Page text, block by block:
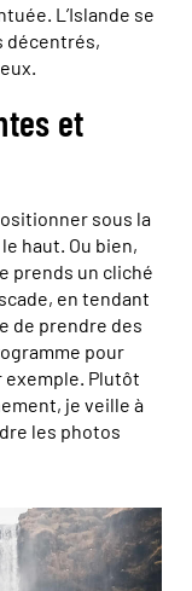
L’Islande se
décentrés,
et
sous la
haut. Ou bien,
prends un cliché
en tendant
de prendre des
pour
Plutôt
je veille à
les photos